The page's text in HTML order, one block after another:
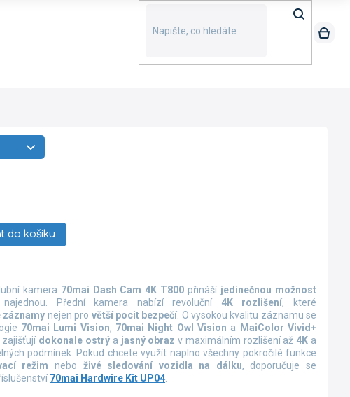
do košíku
kamera 70mai Dash Cam 4K T800 přináší jedinečnou možnost
najednou. Přední kamera nabízí revoluční 4K rozlišení, které
záznamy nejen pro větší pocit bezpečí O vysokou kvalitu záznamu se
70mai Lumi Vision, 70mai Night Owl Vision a
MaiColor Vivid+
zajišťují dokonale ostrýa jasný obraz v maximálním rozlišení až 4K a
podmínek. Pokud chcete využít naplno všechny pokročilé funkce
režim nebo živé sledování vozidla na dálku, doporučuje se
70mai Hardwire Kit UP04